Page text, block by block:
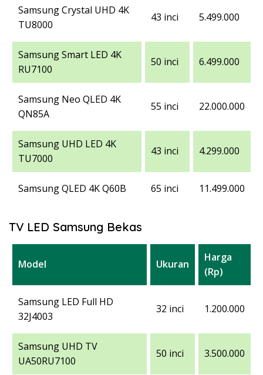
Samsung Crystal UHD 4K
TU8000
43 inci 5.499.000
Samsung Smart LED 4K
RU7100
50 inci 6.499.000
Samsung Neo QLED 4K
QN85A
55 inci 22.000.000
Samsung UHD LED 4K
TU7000
43 inci 4.299.000
Samsung QLED 4K Q60B 65 inci 11.499.000
TV LED Samsung Bekas
Model Ukuran
Harga
(Rp)
Samsung LED Full HD
32J4003
32 inci 1.200.000
Samsung UHD TV
UA50RU7100
50 inci 3.500.000